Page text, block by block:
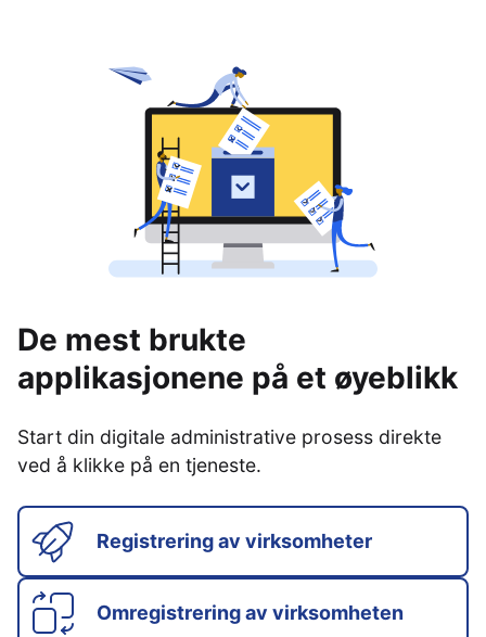
De mest brukte
applikasjonene på et øyeblikk
Start din digitale administrative prosess direkte
ved å klikke på en tjeneste.
Registrering av virksomheter
Omregistrering av virksomheten